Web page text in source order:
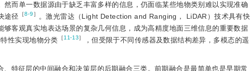
而单一数据源由于缺乏丰富多样的信息，仍面临某些地物类别难以实现准确
途径
［8-9］
。激光雷达（Light Detection and Ranging， LiDAR）技术具有快
客观真实地表达场景的复杂几何信息，成为高精度地面三维信息的重要数据
性实现地物分类 ［11-13］
，但受限于不同传感器及数据结构差异，多模态的遥
特征层的中间融合和决策层的后期融合三类。前期融合是最简单也是早期常